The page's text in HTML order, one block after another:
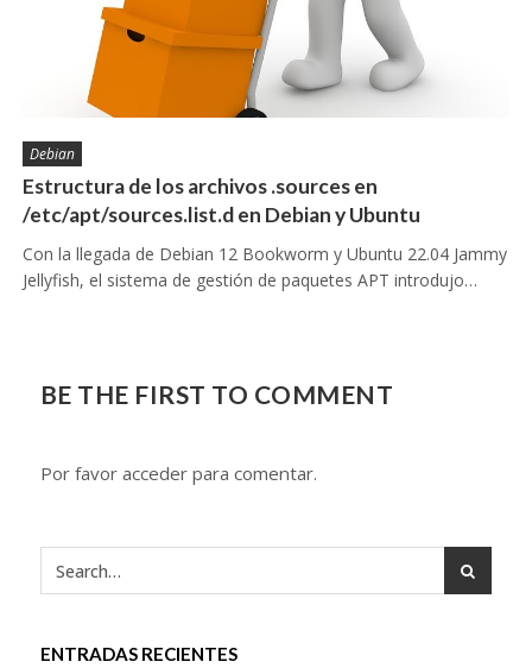
Debian
Estructura de los archivos .sources en
/etc/apt/sources.list.d en Debian y Ubuntu
Con la llegada de Debian 12 Bookworm y Ubuntu 22.04 Jammy
Jellyfish, el sistema de gestión de paquetes APT introdujo…
BE THE FIRST TO COMMENT
Por favor acceder para comentar.
ENTRADAS RECIENTES